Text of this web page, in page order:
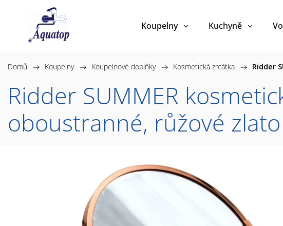
Koupelny Kuchyně
Domů / Koupelny / Koupelnové doplňky / Kosmetická zrcátka / Ridder
Ridder SUMMER
oboustranné, růžové